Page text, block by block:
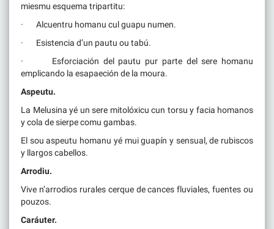
miesmu esquema tripartitu:
· Alcuentru homanu cul guapu numen.
· Esistencia d’un pautu ou tabú.
· Esforciación del pautu pur parte del sere homanu
emplicando la esapaeción de la moura.
Aspeutu.
La Melusina yé un sere mitolóxicu cun torsu y facia homanos
y cola de sierpe comu gambas.
El sou aspeutu homanu yé mui guapín y sensual, de rubiscos
y llargos cabellos.
Arrodiu.
Vive n’arrodios rurales cerque de cances fluviales, fuentes ou
pouzos.
Caráuter.